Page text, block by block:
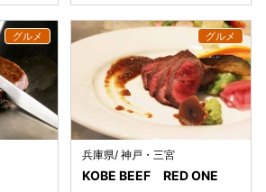
兵庫県/ 神戸・三宮
KOBE BEEF RED ONE